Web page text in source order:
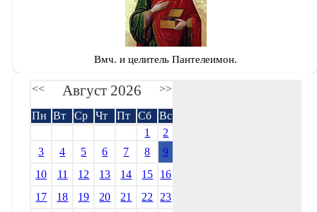
Вмч. и целитель Пантелеимон.
<< Август 2026 >>
Пн Вт Ср Чт Пт Сб
Вс
1
2
3
4 5 6 7 8
9
10
11 12 13 14 15
16
17
18 19 20 21 22
23